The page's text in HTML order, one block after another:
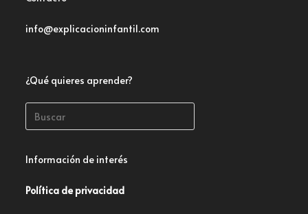
info@explicacioninfantil.com
¿Qué quieres aprender?
Información de interés
Política de privacidad